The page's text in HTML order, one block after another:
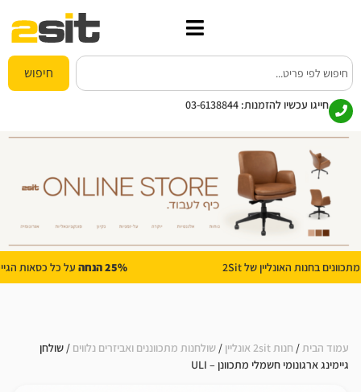
חיפוש
חייגו עכשיו להזמנות:03-6138844
25% הנחה על כל כסאות הגיימינג בחנות האונליין של 2Sit
עמוד הבית/חנות 2sit אונליין / שולחנות מתכווננים ואביזרים נלווים/ שולחן
גיימינג ארגונומי חשמלי מתכוונן – ULI